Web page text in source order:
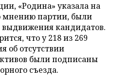
«Родина» указала на
мнению партии, были
кандидатов.
что у 218 из 269
об отсутствии
были подписаны
съезда.